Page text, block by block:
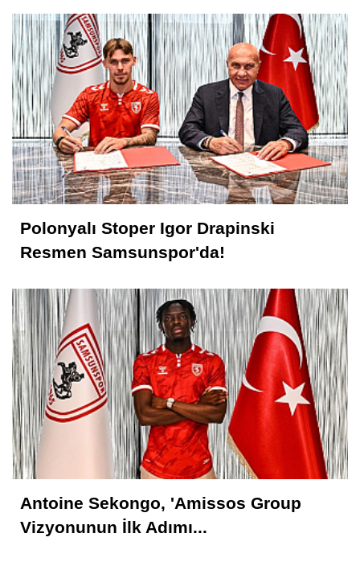
Polonyalı Stoper Igor Drapinski
Resmen Samsunspor'da!
Antoine Sekongo, 'Amissos Group
Vizyonunun İlk Adımı...